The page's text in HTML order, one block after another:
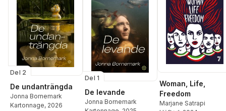
Del 2
De undanträngda
Jonna Bornemark
Kartonnage, 2026
Del 1
De levande
Jonna Bornemark
Woman, Life,
Freedom
Marjane Satrapi